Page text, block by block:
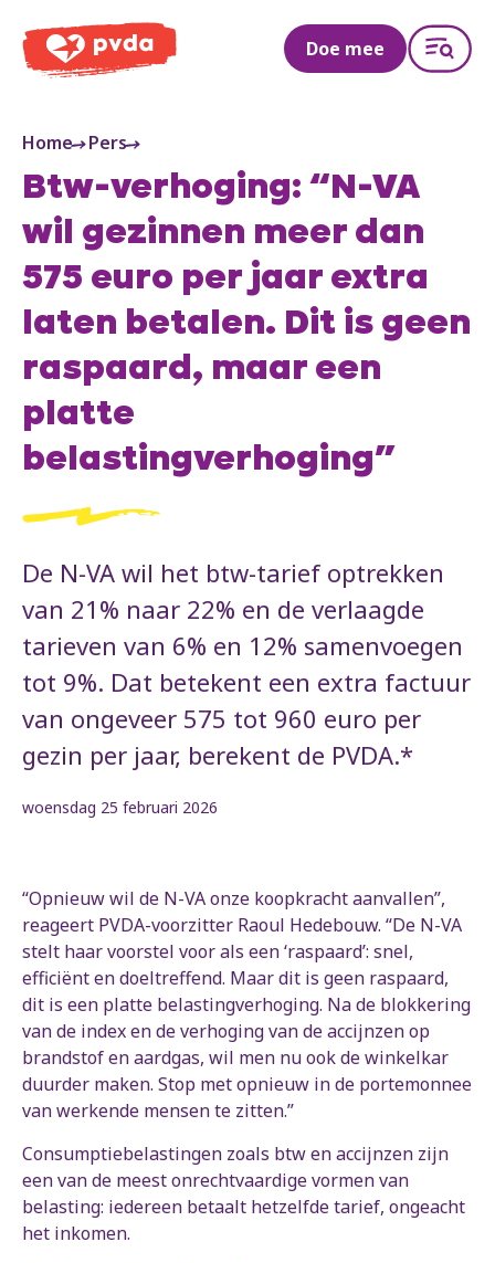
PVDA
Doe mee
Home Pers
Btw-verhoging: “N-VA
wil gezinnen meer dan
575 euro per jaar extra
laten betalen. Dit is geen
raspaard, maar een
platte
belastingverhoging”
De N-VA wil het btw-tarief optrekken
van 21% naar 22% en de verlaagde
tarieven van 6% en 12% samenvoegen
tot 9%. Dat betekent een extra factuur
van ongeveer 575 tot 960 euro per
gezin per jaar, berekent de PVDA.*
woensdag 25 februari 2026
“Opnieuw wil de N-VA onze koopkracht aanvallen”,
reageert PVDA-voorzitter Raoul Hedebouw. “De N-VA
stelt haar voorstel voor als een ‘raspaard’: snel,
efficiënt en doeltreffend. Maar dit is geen raspaard,
dit is een platte belastingverhoging. Na de blokkering
van de index en de verhoging van de accijnzen op
brandstof en aardgas, wil men nu ook de winkelkar
duurder maken. Stop met opnieuw in de portemonnee
van werkende mensen te zitten.”
Consumptiebelastingen zoals btw en accijnzen zijn
een van de meest onrechtvaardige vormen van
belasting: iedereen betaalt hetzelfde tarief, ongeacht
het inkomen.